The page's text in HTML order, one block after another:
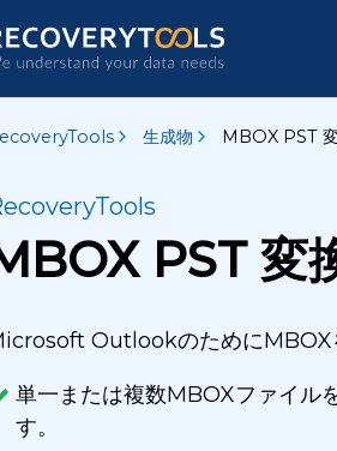
生成物 MBOX PST
PST 変
OutlookのためにMBOX
単一または複数MBOXファイル
す。